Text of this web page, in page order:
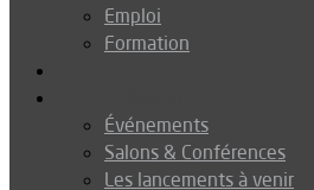
Emploi
Formation
Événements
Salons & Conférences
Les lancements à venir